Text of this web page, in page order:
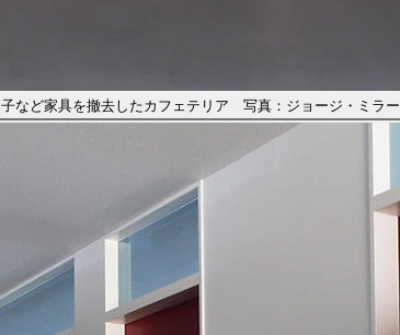
子など家具を撤去したカフェテリア 写真：ジョージ・ミラー